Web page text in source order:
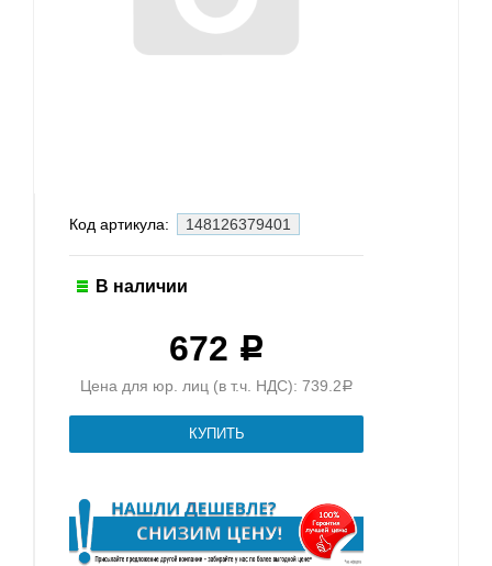
Код артикула: 148126379401
В наличии
672 Р
Цена для юр. лиц (в т.ч. НДС): 739.2 Р